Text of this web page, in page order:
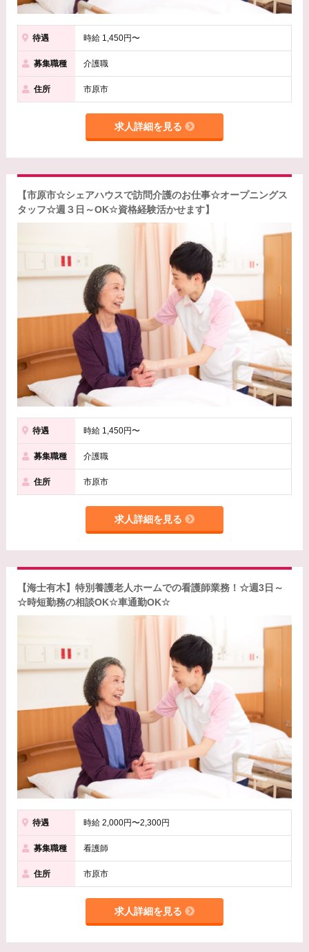
待遇 時給 1,450円〜
募集職種 介護職
住所 市原市
求人詳細を見る
【市原市☆シェアハウスで訪問介護のお仕事☆オープニングス
タッフ☆週３日～OK☆資格経験活かせます】
待遇 時給 1,450円〜
募集職種 介護職
住所 市原市
求人詳細を見る
【海士有木】特別養護老人ホームでの看護師業務！☆週3日～
☆時短勤務の相談OK☆車通勤OK☆
待遇 時給 2,000円〜2,300円
募集職種 看護師
住所 市原市
求人詳細を見る